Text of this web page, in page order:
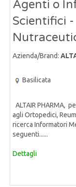
Agenti o
Scientifici
Azienda/Brand:
Basilicata
ALTAIR PHARMA,
agli Ortopedici,
ricerca Informatori
seguenti......
Dettagli